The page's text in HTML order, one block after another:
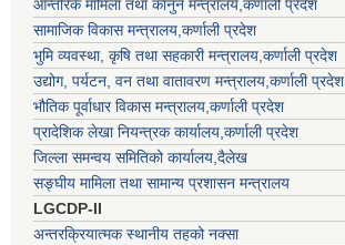
आन्तरिक मामिला तथा कानुन मन्त्रालय,कर्णाली प्रदेश
सामाजिक विकास मन्त्रालय,कर्णाली प्रदेश
भुमि व्यवस्था, कृषि तथा सहकारी मन्त्रालय,कर्णाली प्रदेश
उद्योग, पर्यटन, वन तथा वातावरण मन्त्रालय,कर्णाली प्रदेश
भौतिक पूर्वाधार विकास मन्त्रालय,कर्णाली प्रदेश
प्रादेशिक लेखा नियन्त्रक कार्यालय,कर्णाली प्रदेश
जिल्ला समन्वय समितिको कार्यालय,दैलेख
सङ्घीय मामिला तथा सामान्य प्रशासन मन्त्रालय
LGCDP-II
अन्तरक्रियात्मक स्थानीय तहको नक्सा